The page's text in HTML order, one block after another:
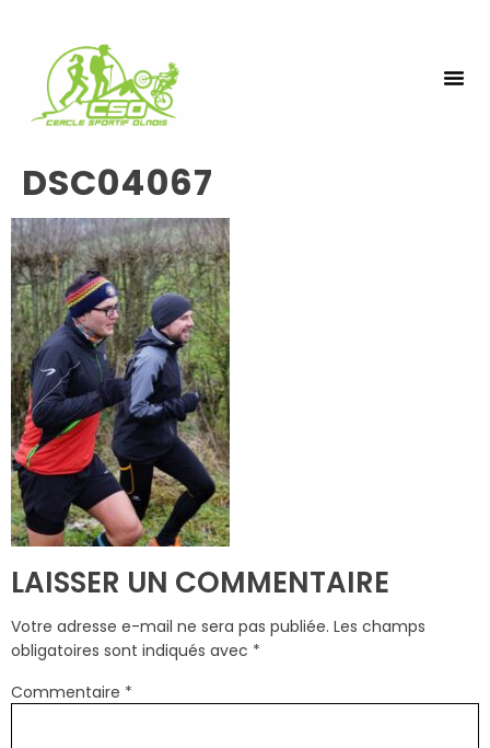
DSC04067
LAISSER UN COMMENTAIRE
Votre adresse e-mail ne sera pas publiée. Les champs
obligatoires sont indiqués avec *
Commentaire *